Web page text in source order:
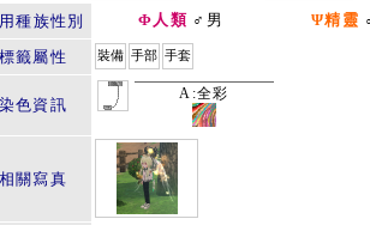
種族性別 Φ人類 ♂男 Ψ精靈
標籤屬性 裝備 手部 手套
染色資訊
A:全彩
相關寫真